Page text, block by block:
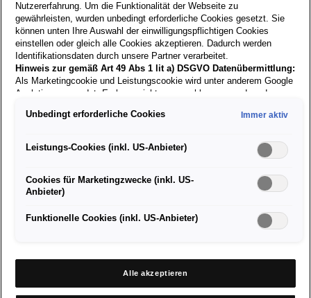
Zurück zur
Suche
30.07.2026
Vollzeit ( m/w/x)
Aufgabengebiet:
Terminvereinbarung
Fakturierung
Nutzererfahrung. Um die Funktionalität der Webseite zu
gewährleisten, wurden unbedingt erforderliche Cookies gesetzt. Sie
können unten Ihre Auswahl der einwilligungspflichtigen Cookies
einstellen oder gleich alle Cookies akzeptieren. Dadurch werden
Identifikationsdaten durch unsere Partner verarbeitet.
Hinweis zur gemäß Art 49 Abs 1 lit a) DSGVO Datenübermittlung:
Als Marketingcookie und Leistungscookie wird unter anderem Google
Analytics verwendet. Es kann nicht ausgeschlossen werden, dass
die USA (insbesondere dort an die Google LLC) weitergibt. In den
gleichwertiges Datenschutzniveau und es fehlt an einem
Angemessenheitsbeschluss der Europäischen Kommission. Hieraus
Betroffener in den USA nicht wirksam durchsetzen können, in den
USA keine Datenschutzgrundsätze bestehen, und weil nicht
Sicherheitsbehörden einen Zugriff auf Daten erlangen können, wobei
Eingriffe in Ihre persönlichen Rechte und Freiheiten nicht auf das
Art 49 Abs 1 lit a) DSGVO der Übermittlung der in den
Unbedingt erforderliche Cookies Immer aktiv
Leistungs-Cookies (inkl. US-Anbieter)
Cookies für Marketingzwecke (inkl. US-
Anbieter)
Funktionelle Cookies (inkl. US-Anbieter)
Alle akzeptieren